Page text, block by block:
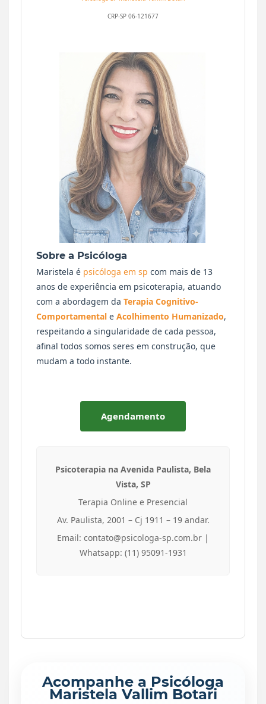
CRP-SP 06-121677
Sobre a Psicóloga
Maristela é psicóloga em sp com mais de 13
anos de experiência em psicoterapia, atuando
com a abordagem da Terapia Cognitivo-
Comportamental e Acolhimento Humanizado,
respeitando a singularidade de cada pessoa,
afinal todos somos seres em construção, que
mudam a todo instante.
Agendamento
Psicoterapia na Avenida Paulista, Bela
Vista, SP
Terapia Online e Presencial
Av. Paulista, 2001 – Cj 1911 – 19 andar.
Email: contato@psicologa-sp.com.br |
Whatsapp: (11) 95091-1931
Acompanhe a Psicóloga
Maristela Vallim Botari